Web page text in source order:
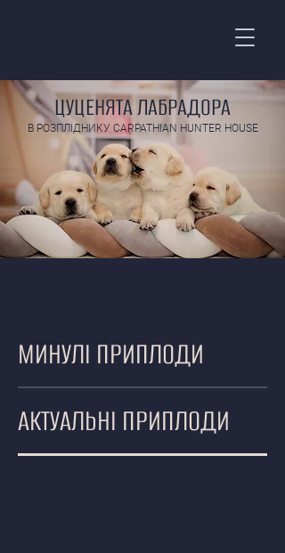
В РОЗПЛІДНИКУ CARPATHIAN HUNTER HOUSE
ЦУЦЕНЯТА ЛАБРАДОРА
МИНУЛІ ПРИПЛОДИ
АКТУАЛЬНІ ПРИПЛОДИ